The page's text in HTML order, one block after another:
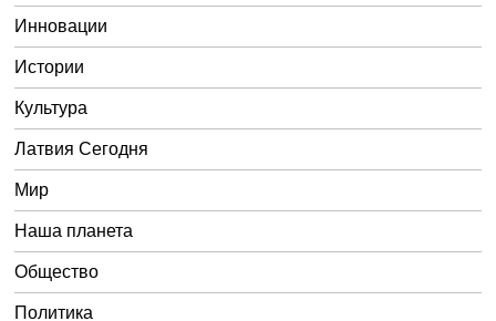
Инновации
Истории
Культура
Латвия Сегодня
Мир
Наша планета
Общество
Политика